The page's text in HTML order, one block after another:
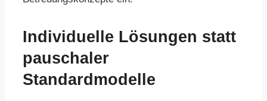
Individuelle Lösungen statt
pauschaler
Standardmodelle